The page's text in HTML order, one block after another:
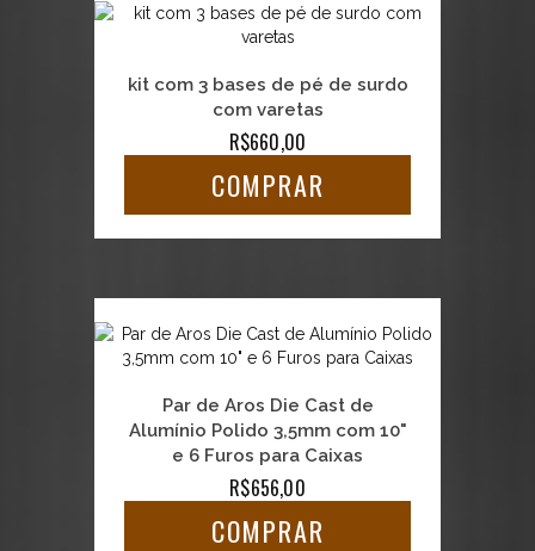
kit com 3 bases de pé de surdo
com varetas
R$660,00
COMPRAR
Par de Aros Die Cast de
Alumínio Polido 3,5mm com 10"
e 6 Furos para Caixas
R$656,00
COMPRAR